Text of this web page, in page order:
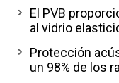
El PVB
al vidrio
Protección
un 98% de los